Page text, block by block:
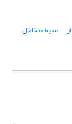
محیط متخلخل